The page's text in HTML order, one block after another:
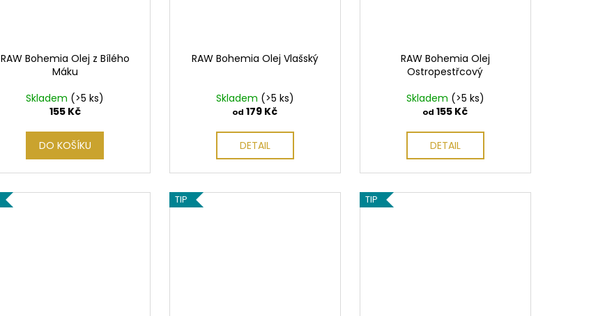
RAW Bohemia Olej z Bílého
Máku
Skladem (>5 ks)
155 Kč
DO KOŠÍKU
RAW Bohemia Olej Vlašský
Skladem (>5 ks)
od 179 Kč
DETAIL
RAW Bohemia Olej
Ostropestřcový
Skladem (>5 ks)
od 155 Kč
DETAIL
TIP TIP